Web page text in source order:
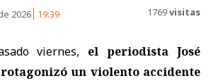
2026 19:39 1769visitas
viernes, el periodista José
un violento accidente